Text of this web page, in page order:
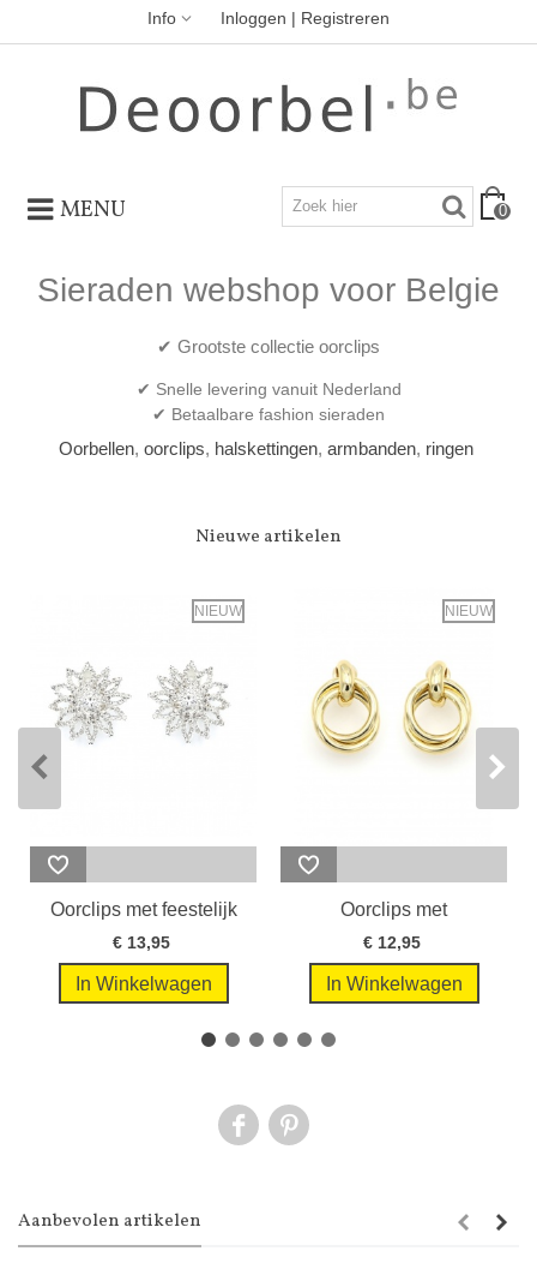
Info Inloggen | Registreren
MENU 0
Sieraden webshop voor Belgie
✔ Grootste collectie oorclips
✔ Snelle levering vanuit Nederland
✔ Betaalbare fashion sieraden
Oorbellen, oorclips, halskettingen, armbanden, ringen
Nieuwe artikelen
NIEUW
Oorclips met feestelijk
design...
€ 13,95
In Winkelwagen
NIEUW
Oorclips met
goudkleurige...
€ 12,95
In Winkelwagen
Aanbevolen artikelen